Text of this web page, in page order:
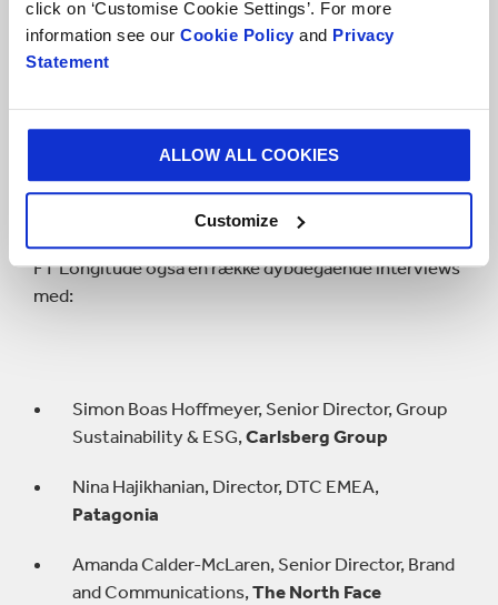
click on ‘Customise Cookie Settings’. For more
information see our Cookie Policy and Privacy
Statement
ALLOW ALL COOKIES
Customize
for 11 store økonomier: Colombia, Frankrig, Tyskland,
Irland, Italien, Mexico, Holland, Polen, Spanien,
Storbritannien og USA. Det gør os i stand til at
virksomheder benytter gennemsigtighed inden for
området bæredygtighed – f.eks. mellem Europa og
Nord- og Sydamerika.
FT Longitude også en række dybdegående interviews
med:
Simon Boas Hoffmeyer, Senior Director, Group
Sustainability & ESG,Carlsberg Group
Nina Hajikhanian, Director, DTC EMEA,
Patagonia
Amanda Calder-McLaren, Senior Director, Brand
and Communications,The North Face